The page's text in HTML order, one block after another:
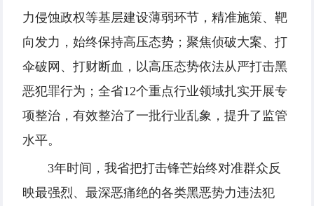
力侵蚀政权等基层建设薄弱环节，精准施策、靶
向发力，始终保持高压态势；聚焦侦破大案、打
伞破网、打财断血，以高压态势依法从严打击黑
恶犯罪行为；全省12个重点行业领域扎实开展专
项整治，有效整治了一批行业乱象，提升了监管
水平。
3年时间，我省把打击锋芒始终对准群众反
映最强烈、最深恶痛绝的各类黑恶势力违法犯